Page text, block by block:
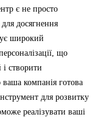
є не просто
досягнення
широкий
що
створити
компанія готова
для розвитку
реалізувати ваші